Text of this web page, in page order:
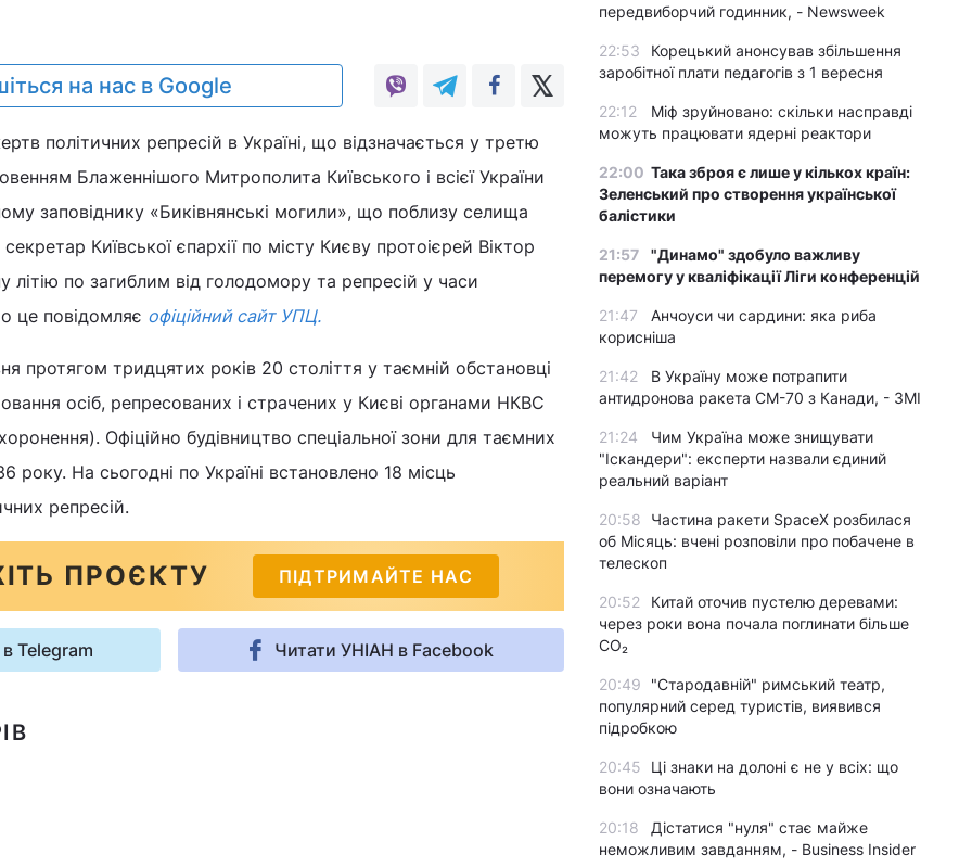
на нас в Google
політичних репресій в Україні, що відзначається у третю
Блаженнішого Митрополита Київського і всієї України
заповіднику «Биківнянські могили», що поблизу селища
секретар Київської єпархії по місту Києву протоієрей Віктор
літію по загиблим від голодомору та репресій у часи
це повідомляє офіційний сайт УПЦ.
протягом тридцятих років 20 століття у таємній обстановці
осіб, репресованих і страчених у Києві органами НКВС
Офіційно будівництво спеціальної зони для таємних
року. На сьогодні по Україні встановлено 18 місць
репресій.
ПРОЄКТУ ПІДТРИМАЙТЕ НАС
Telegram Читати УНІАН в Facebook
передвиборчий годинник, - Newsweek
22:53
Корецький анонсував збільшення
заробітної плати педагогів з 1 вересня
22:12
Міф зруйновано: скільки насправді
можуть працювати ядерні реактори
22:00 Така зброя є лише у кількох країн:
Зеленський про створення української
балістики
21:57
"Динамо" здобуло важливу
перемогу у кваліфікації Ліги конференцій
21:47
Анчоуси чи сардини: яка риба
корисніша
21:42
В Україну може потрапити
антидронова ракета CM-70 з Канади, - ЗМІ
21:24
Чим Україна може знищувати
"Іскандери": експерти назвали єдиний
реальний варіант
20:58
Частина ракети SpaceX розбилася
об Місяць: вчені розповіли про побачене в
телескоп
20:52
Китай оточив пустелю деревами:
через роки вона почала поглинати більше
CO₂
20:49
"Стародавній" римський театр,
популярний серед туристів, виявився
підробкою
20:45
Ці знаки на долоні є не у всіх: що
вони означають
20:18
Дістатися "нуля" стає майже
неможливим завданням, - Business Insider